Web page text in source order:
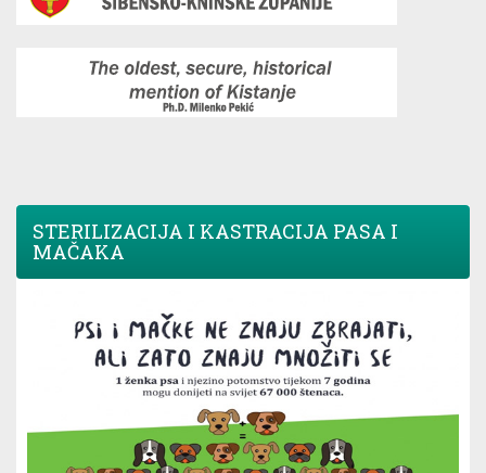
STERILIZACIJA I KASTRACIJA PASA I
MAČAKA